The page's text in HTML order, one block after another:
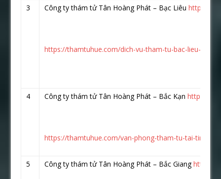
3 Công ty thám tử Tân Hoàng Phát – Bạc Liêuhttps://
https://thamtuhue.com/dich-vu-tham-tu-bac-lieu-uy-
4 Công ty thám tử Tân Hoàng Phát – Bắc Kạnhttps://
https://thamtuhue.com/van-phong-tham-tu-tai-tinh-
5 Công ty thám tử Tân Hoàng Phát – Bắc Gianghttps://